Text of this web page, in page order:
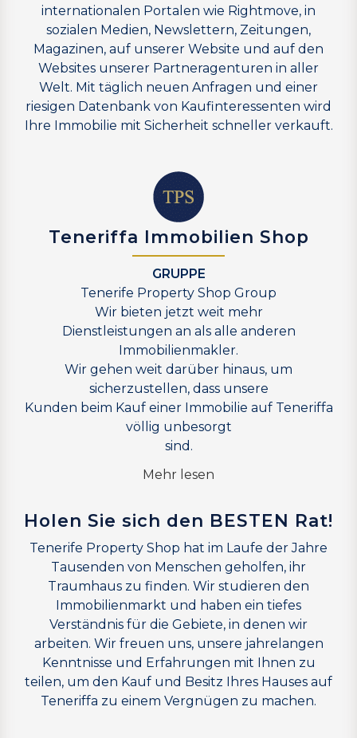
internationalen Portalen wie Rightmove, in
sozialen Medien, Newslettern, Zeitungen,
Magazinen, auf unserer Website und auf den
Websites unserer Partneragenturen in aller
Welt. Mit täglich neuen Anfragen und einer
riesigen Datenbank von Kaufinteressenten wird
Ihre Immobilie mit Sicherheit schneller verkauft.
Teneriffa Immobilien Shop
GRUPPE
Tenerife Property Shop Group
Wir bieten jetzt weit mehr
Dienstleistungen an als alle anderen
Immobilienmakler.
Wir gehen weit darüber hinaus, um
sicherzustellen, dass unsere
Kunden beim Kauf einer Immobilie auf Teneriffa
völlig unbesorgt
sind.
Mehr lesen
Holen Sie sich den BESTEN Rat!
Tenerife Property Shop hat im Laufe der Jahre
Tausenden von Menschen geholfen, ihr
Traumhaus zu finden. Wir studieren den
Immobilienmarkt und haben ein tiefes
Verständnis für die Gebiete, in denen wir
arbeiten. Wir freuen uns, unsere jahrelangen
Kenntnisse und Erfahrungen mit Ihnen zu
teilen, um den Kauf und Besitz Ihres Hauses auf
Teneriffa zu einem Vergnügen zu machen.